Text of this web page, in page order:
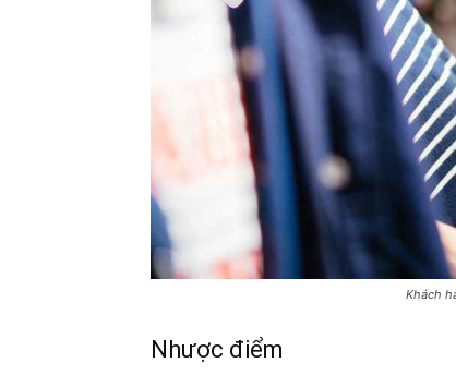
Khách
Nhược điểm